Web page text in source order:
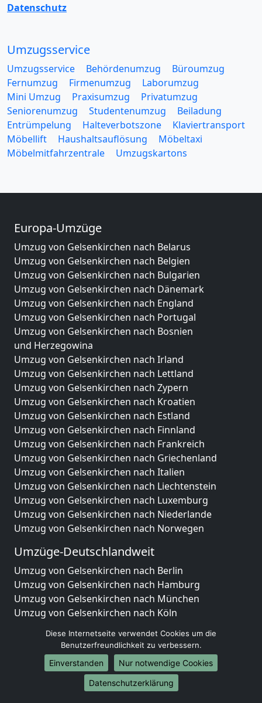
Datenschutz
Umzugsservice
Umzugsservice Behördenumzug
Büroumzug
Fernumzug
Firmenumzug
Laborumzug
Mini Umzug
Praxisumzug
Privatumzug
Seniorenumzug
Studentenumzug
Beiladung
Entrümpelung
Halteverbotszone
Klaviertransport
Möbellift
Haushaltsauflösung
Möbeltaxi
Möbelmitfahrzentrale
Umzugskartons
Europa-Umzüge
Umzug von Gelsenkirchen nach Belarus
Umzug von Gelsenkirchen nach Belgien
Umzug von Gelsenkirchen nach Bulgarien
Umzug von Gelsenkirchen nach Dänemark
Umzug von Gelsenkirchen nach England
Umzug von Gelsenkirchen nach Portugal
Umzug von Gelsenkirchen nach Bosnien
und Herzegowina
Umzug von Gelsenkirchen nach Irland
Umzug von Gelsenkirchen nach Lettland
Umzug von Gelsenkirchen nach Zypern
Umzug von Gelsenkirchen nach Kroatien
Umzug von Gelsenkirchen nach Estland
Umzug von Gelsenkirchen nach Finnland
Umzug von Gelsenkirchen nach Frankreich
Umzug von Gelsenkirchen nach Griechenland
Umzug von Gelsenkirchen nach Italien
Umzug von Gelsenkirchen nach Liechtenstein
Umzug von Gelsenkirchen nach Luxemburg
Umzug von Gelsenkirchen nach Niederlande
Umzug von Gelsenkirchen nach Norwegen
Umzüge-Deutschlandweit
Umzug von Gelsenkirchen nach Berlin
Umzug von Gelsenkirchen nach Hamburg
Umzug von Gelsenkirchen nach München
Umzug von Gelsenkirchen nach Köln
Umzug von Gelsenkirchen nach Stuttgart
Umzug von Gelsenkirchen nach Düsseldorf
Umzug von Gelsenkirchen nach Leipzig
Umzug von Gelsenkirchen nach Dortmund
Diese Internetseite verwendet Cookies um die
Benutzerfreundlichkeit zu verbessern.
Einverstanden
Nur notwendige Cookies
Datenschutzerklärung